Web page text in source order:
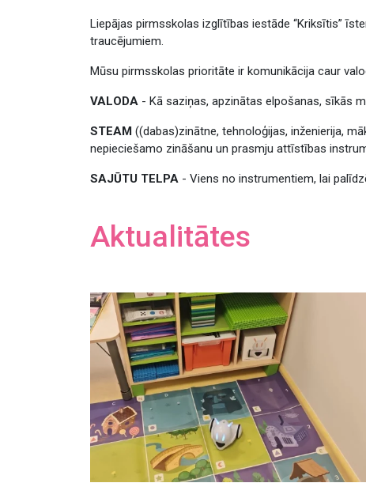
Liepājas pirmsskolas izglītības iestāde “Kriksītis”
traucējumiem.
Mūsu pirmsskolas prioritāte ir komunikācija caur
VALODA - Kā saziņas, apzinātas elpošanas, sīkās
STEAM ((dabas)zinātne, tehnoloģijas, inženierija,
nepieciešamo zināšanu un prasmju attīstības
SAJŪTU TELPA - Viens no instrumentiem, lai
Aktualitātes